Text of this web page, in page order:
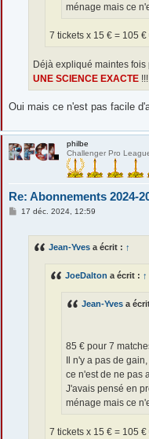
ménage mais ce
7 tickets x 15 € = 105 €
Déjà expliqué maintes fois
UNE SCIENCE EXACTE !!!
Oui mais ce n'est pas facile
philbe
Challenger Pro
Re: Abonnements 2024-
M
17 déc. 2024, 12:59
Jean-Yves a écrit : ↑
JoeDalton a écrit : ↑
Jean-Yves a
85 € pour 7
Il n'y a pas de
ce n'est de ne pas
J'avais pensé en
ménage mais ce
7 tickets x 15 € = 105 €